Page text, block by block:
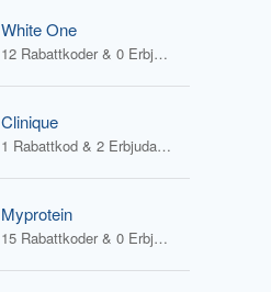
White One
12 Rabattkoder & 0 Erbjudanden
Clinique
1 Rabattkod & 2 Erbjudanden
Myprotein
15 Rabattkoder & 0 Erbjudanden